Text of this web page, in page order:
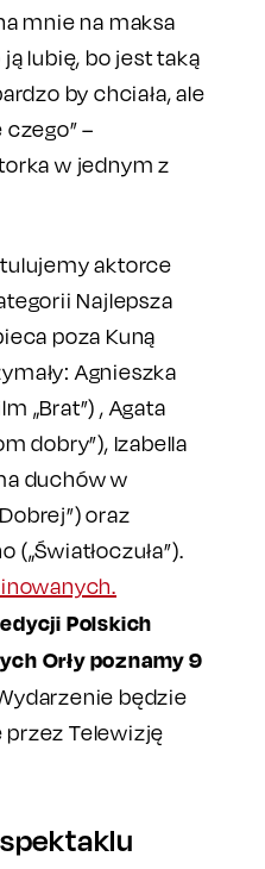
mnie na maksa
lubię, bo jest taką
by chciała, ale
–
w jednym z
aktorce
Najlepsza
poza Kuną
Agnieszka
„Brat”) , Agata
dobry”), Izabella
duchów w
oraz
(„Światłoczuła”).
Polskich
Orły poznamy 9
będzie
Telewizję